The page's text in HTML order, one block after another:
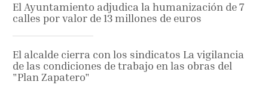
El Ayuntamiento adjudica la humanización de 7
calles por valor de 13 millones de euros
El alcalde cierra con los sindicatos La vigilancia
de las condiciones de trabajo en las obras del
"Plan Zapatero"